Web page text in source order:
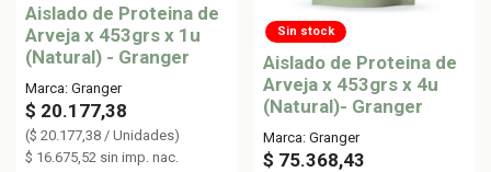
Aislado de Proteina de
Arveja x 453grs x 1u
(Natural) - Granger
Marca: Granger
$ 20.177,38
($ 20.177,38 / Unidades)
$ 16.675,52 sin imp. nac.
Sin stock
Aislado de Proteina de
Arveja x 453grs x 4u
(Natural)- Granger
Marca: Granger
$ 75.368,43